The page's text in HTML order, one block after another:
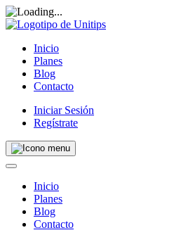
Inicio
Planes
Blog
Contacto
Iniciar Sesión
Regístrate
Inicio
Planes
Blog
Contacto